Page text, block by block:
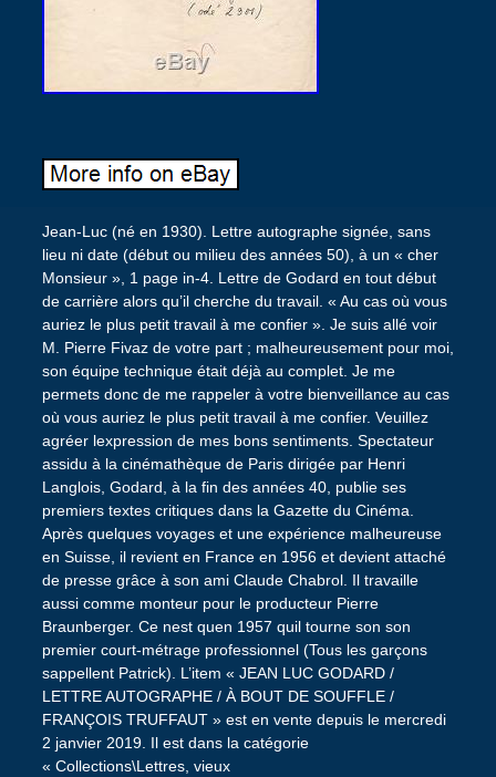
Jean-Luc (né en 1930). Lettre autographe signée, sans
lieu ni date (début ou milieu des années 50), à un « cher
Monsieur », 1 page in-4. Lettre de Godard en tout début
de carrière alors qu’il cherche du travail. « Au cas où vous
auriez le plus petit travail à me confier ». Je suis allé voir
M. Pierre Fivaz de votre part ; malheureusement pour moi,
son équipe technique était déjà au complet. Je me
permets donc de me rappeler à votre bienveillance au cas
où vous auriez le plus petit travail à me confier. Veuillez
agréer lexpression de mes bons sentiments. Spectateur
assidu à la cinémathèque de Paris dirigée par Henri
Langlois, Godard, à la fin des années 40, publie ses
premiers textes critiques dans la Gazette du Cinéma.
Après quelques voyages et une expérience malheureuse
en Suisse, il revient en France en 1956 et devient attaché
de presse grâce à son ami Claude Chabrol. Il travaille
aussi comme monteur pour le producteur Pierre
Braunberger. Ce nest quen 1957 quil tourne son son
premier court-métrage professionnel (Tous les garçons
sappellent Patrick). L’item « JEAN LUC GODARD /
LETTRE AUTOGRAPHE / À BOUT DE SOUFFLE /
FRANÇOIS TRUFFAUT » est en vente depuis le mercredi
2 janvier 2019. Il est dans la catégorie
« Collections\Lettres, vieux